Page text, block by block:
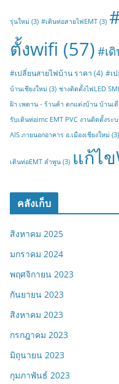
รุ่นใหม่ (3) #เดินท่อสายไฟEMT (3)
ตั้งwifi (57)#เ
#เปลี่ยนสายไฟบ้าน ราคา (4) #เ
บ้านเชียงใหม่ (3) ช่างติดตั้งไฟLED
ฝ้า เพดาน - ร้านค้า ตกแต่งบ้าน บ้านเ
รับเดินท่อimc EMT PVC งานติดตั้งร
AIS ภายนอกอาคาร อ.เมืองเชียงใหม่ (3)
เดินท่อEMT ลำพูน (3) แก้ไข
คลังเก็บ
สิงหาคม 2025
มกราคม 2024
พฤศจิกายน 2023
กันยายน 2023
สิงหาคม 2023
กรกฎาคม 2023
มิถุนายน 2023
กุมภาพันธ์ 2023